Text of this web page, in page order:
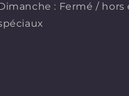
: Fermé /